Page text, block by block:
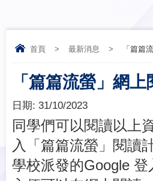
首頁 > 最新消息 > 「篇篇
「篇篇流螢」網上
日期: 31/10/2023
同學們可以閱讀以上
入「篇篇流螢」閱讀
學校派發的Google